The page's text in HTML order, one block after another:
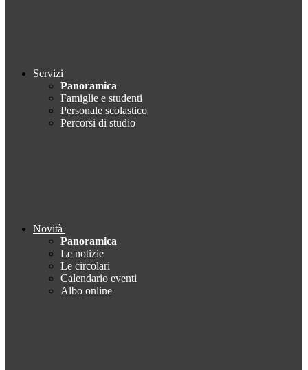
Servizi
Panoramica
Famiglie e studenti
Personale scolastico
Percorsi di studio
Novità
Panoramica
Le notizie
Le circolari
Calendario eventi
Albo online